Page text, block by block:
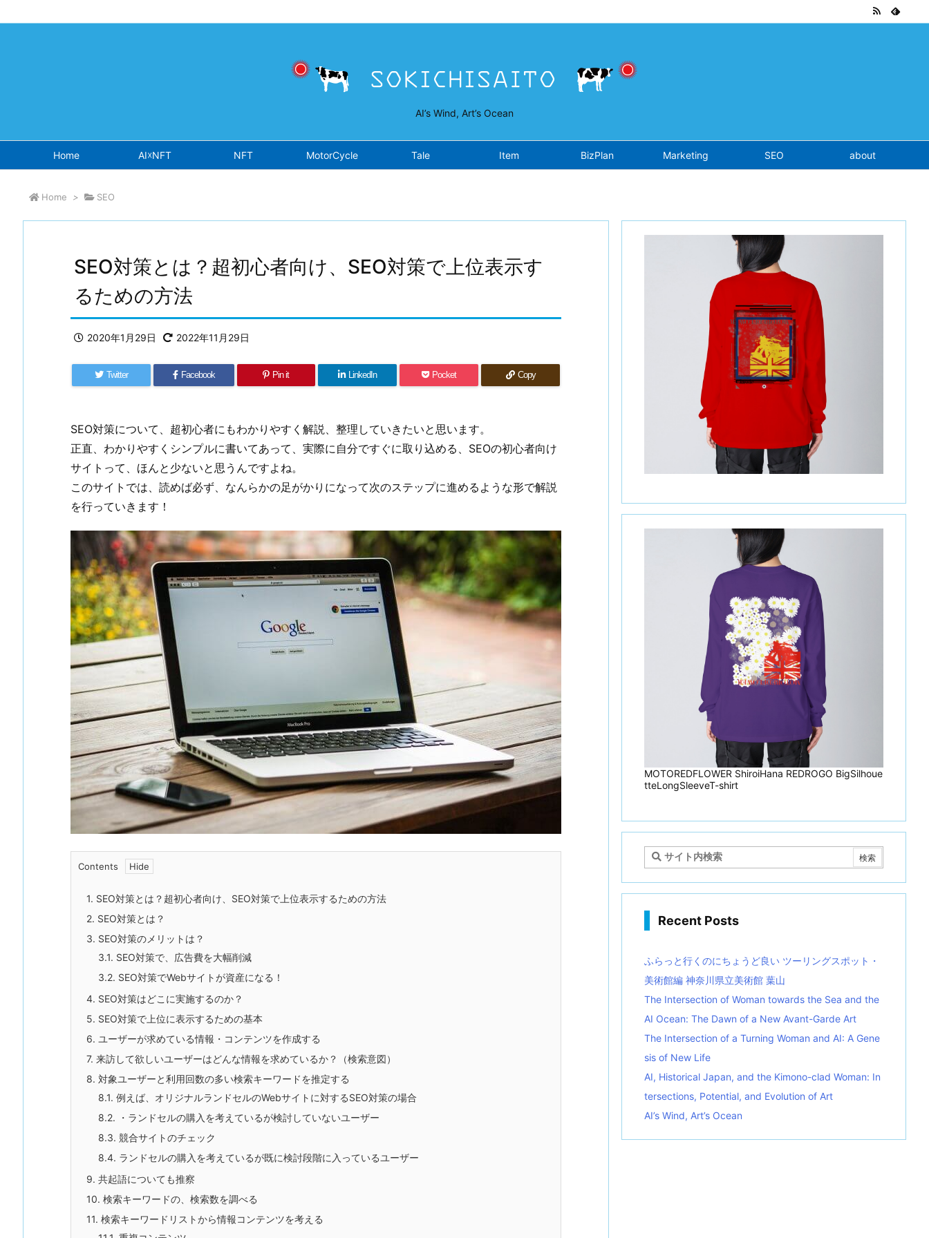
AI’s Wind, Art’s Ocean
Home AI☓NFT NFT MotorCycle Tale Item BizPlan Marketing SEO about
Home > SEO
SEO対策とは？超初心者向け、SEO対策で上位表示す
るための方法
2020年1月29日 2022年11月29日
Twitter Facebook Pin it LinkedIn Pocket Copy
SEO対策について、超初心者にもわかりやすく解説、整理していきたいと思います。
正直、わかりやすくシンプルに書いてあって、実際に自分ですぐに取り込める、SEOの初心者向け
サイトって、ほんと少ないと思うんですよね。
このサイトでは、読めば必ず、なんらかの足がかりになって次のステップに進めるような形で解説
を行っていきます！
Contents
1. SEO対策とは？超初心者向け、SEO対策で上位表示するための方法
2. SEO対策とは？
3. SEO対策のメリットは？
3.1. SEO対策で、広告費を大幅削減
3.2. SEO対策でWebサイトが資産になる！
4. SEO対策はどこに実施するのか？
5. SEO対策で上位に表示するための基本
6. ユーザーが求めている情報・コンテンツを作成する
7. 来訪して欲しいユーザーはどんな情報を求めているか？（検索意図）
8. 対象ユーザーと利用回数の多い検索キーワードを推定する
8.1. 例えば、オリジナルランドセルのWebサイトに対するSEO対策の場合
8.2. ・ランドセルの購入を考えているが検討していないユーザー
8.3. 競合サイトのチェック
8.4. ランドセルの購入を考えているが既に検討段階に入っているユーザー
9. 共起語についても推察
10. 検索キーワードの、検索数を調べる
11. 検索キーワードリストから情報コンテンツを考える
MOTOREDFLOWER ShiroiHana REDROGO BigSilhoue
tteLongSleeveT-shirt
Recent Posts
ふらっと行くのにちょうど良い ツーリングスポット・
美術館編 神奈川県立美術館 葉山
The Intersection of Woman towards the Sea and the
AI Ocean: The Dawn of a New Avant-Garde Art
The Intersection of a Turning Woman and AI: A Gene
sis of New Life
AI, Historical Japan, and the Kimono-clad Woman: In
tersections, Potential, and Evolution of Art
AI’s Wind, Art’s Ocean